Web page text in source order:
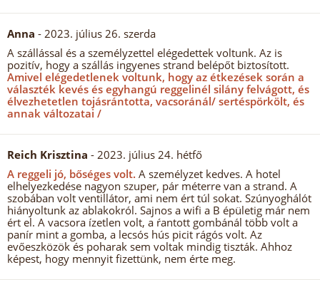
Anna - 2023. július 26. szerda
A szállással és a személyzettel elégedettek voltunk. Az is
pozitív, hogy a szállás ingyenes strand belépőt biztosított.
Amivel elégedetlenek voltunk, hogy az étkezések során a
választék kevés és egyhangú reggelinél silány felvágott, és
élvezhetetlen tojásrántotta, vacsoránál/ sertéspörkölt, és
annak változatai /
Reich Krisztina - 2023. július 24. hétfő
A reggeli jó, bőséges volt. A személyzet kedves. A hotel
elhelyezkedése nagyon szuper, pár méterre van a strand. A
szobában volt ventillátor, ami nem ért túl sokat. Szúnyoghálót
hiányoltunk az ablakokról. Sajnos a wifi a B épületig már nem
ért el. A vacsora ízetlen volt, a ŕantott gombánál több volt a
panír mint a gomba, a lecsós hús picit rágós volt. Az
evőeszközök és poharak sem voltak mindig tiszták. Ahhoz
képest, hogy mennyit fizettünk, nem érte meg.